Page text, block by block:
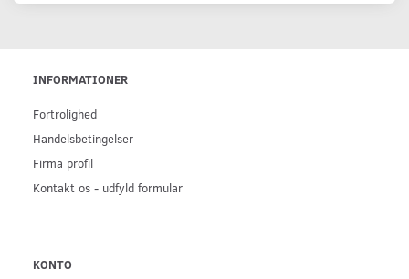
INFORMATIONER
Fortrolighed
Handelsbetingelser
Firma profil
Kontakt os - udfyld formular
KONTO